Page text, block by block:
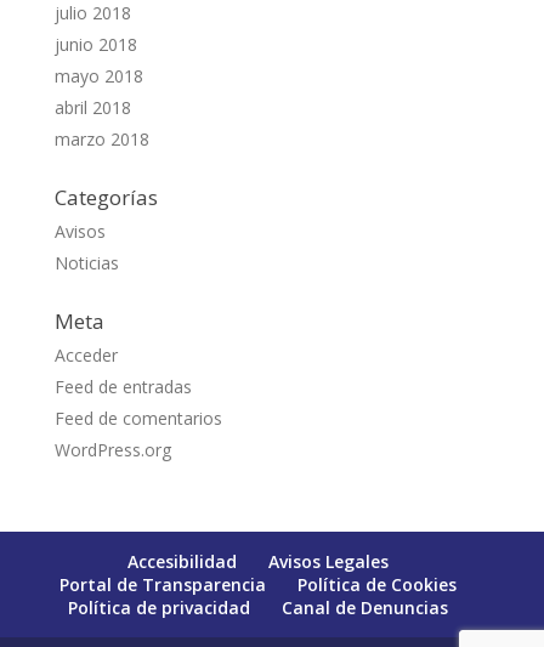
julio 2018
junio 2018
mayo 2018
abril 2018
marzo 2018
Categorías
Avisos
Noticias
Meta
Acceder
Feed de entradas
Feed de comentarios
WordPress.org
Accesibilidad
Avisos Legales
Portal de Transparencia
Política de Cookies
Política de privacidad
Canal de Denuncias